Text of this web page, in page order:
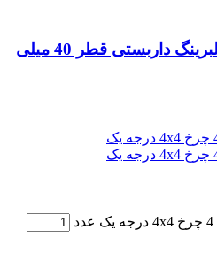
بلبرینگ تاب گالوانیزه دو بلبرینگ داربستی قطر 40 میلی